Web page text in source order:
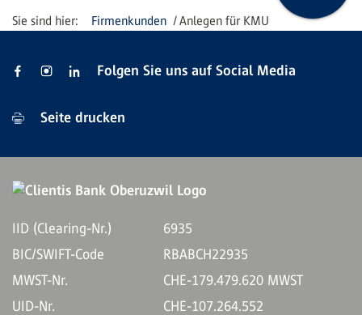
Firmenkunden Anlegen für KMU
Folgen Sie uns auf Social Media
Seite drucken
IID (Clearing-Nr.)
6935
BIC/SWIFT-Code
RBABCH22935
MWST-Nr.
CHE-179.479.620 MWST
UID-Nr.
CHE-107.264.552